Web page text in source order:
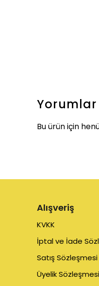
Yorumlar
Bu ürün için
Alışveriş
KVKK
İptal ve İade
Satış Sözleşmesi
Üyelik Sözleşmesi